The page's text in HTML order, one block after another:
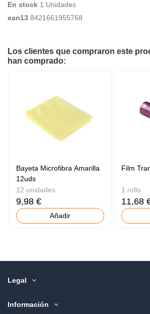
En stock 1 Unidades
ean13 8421661955768
Los clientes que compraron este
han comprado:
Bayeta Microfibra Amarilla
12uds
12 unidades
9,98 €
Añadir
Film
1 rollo
11,68
Legal
Información